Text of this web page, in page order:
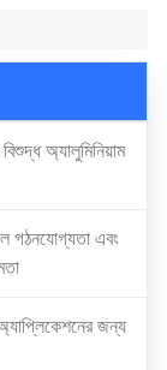
অ্যালুমিনিয়াম
গঠনযোগ্যতা এবং
জন্য